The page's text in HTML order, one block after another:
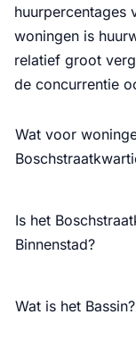
huurpercentages
woningen is
relatief groot
de concurrentie
Wat voor
Is het
Binnenstad?
Wat is het Bassin?